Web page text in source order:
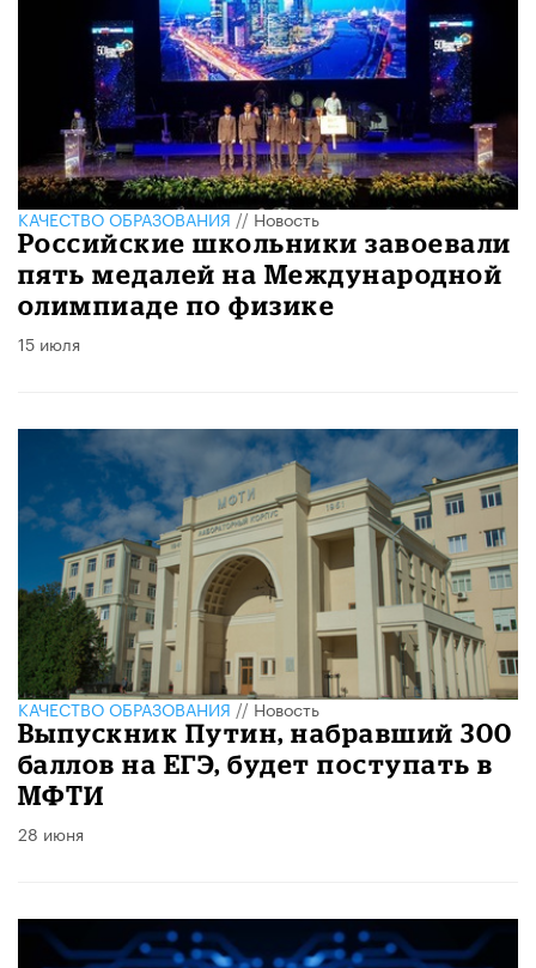
КАЧЕСТВО ОБРАЗОВАНИЯ//Новость
Российские школьники завоевали
пять медалей на Международной
олимпиаде по физике
15 июля
КАЧЕСТВО ОБРАЗОВАНИЯ//Новость
Выпускник Путин, набравший 300
баллов на ЕГЭ, будет поступать в
МФТИ
28 июня